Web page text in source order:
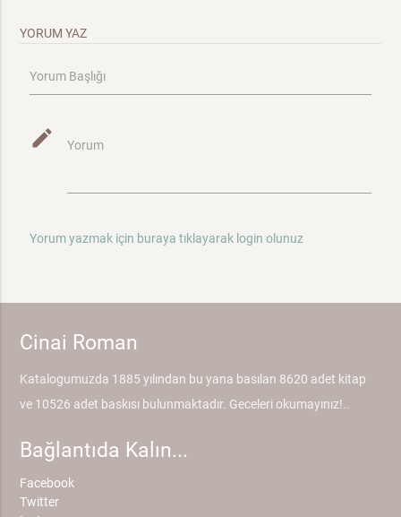
YORUM YAZ
Yorum Başlığı
mode_edit Yorum
Yorum yazmak için buraya tıklayarak login olunuz
Cinai Roman
Katalogumuzda 1885 yılından bu yana basılan 8620 adet kitap
ve 10526 adet baskısı bulunmaktadır. Geceleri okumayınız!..
Bağlantıda Kalın...
Facebook
Twitter